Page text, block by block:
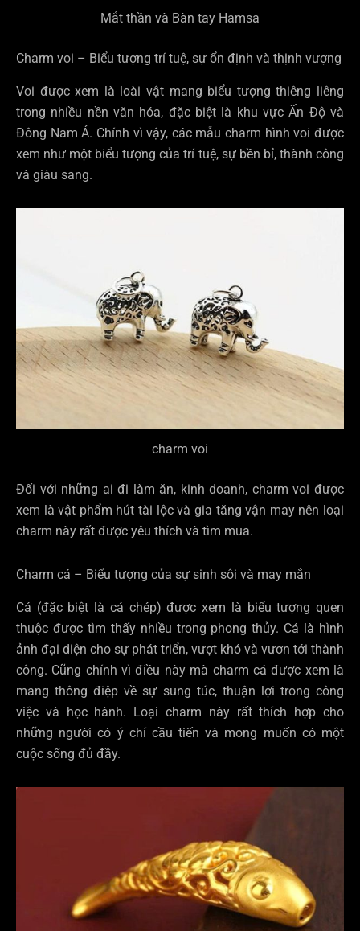
Mắt thần và Bàn tay Hamsa
Charm voi – Biểu tượng trí tuệ, sự ổn định và thịnh vượng
Voi được xem là loài vật mang biểu tượng thiêng liêng
trong nhiều nền văn hóa, đặc biệt là khu vực Ấn Độ và
Đông Nam Á. Chính vì vậy, các mẫu charm hình voi được
xem như một biểu tượng của trí tuệ, sự bền bỉ, thành công
và giàu sang.
charm voi
Đối với những ai đi làm ăn, kinh doanh, charm voi được
xem là vật phẩm hút tài lộc và gia tăng vận may nên loại
charm này rất được yêu thích và tìm mua.
Charm cá – Biểu tượng của sự sinh sôi và may mắn
Cá (đặc biệt là cá chép) được xem là biểu tượng quen
thuộc được tìm thấy nhiều trong phong thủy. Cá là hình
ảnh đại diện cho sự phát triển, vượt khó và vươn tới thành
công. Cũng chính vì điều này mà charm cá được xem là
mang thông điệp về sự sung túc, thuận lợi trong công
việc và học hành. Loại charm này rất thích hợp cho
những người có ý chí cầu tiến và mong muốn có một
cuộc sống đủ đầy.